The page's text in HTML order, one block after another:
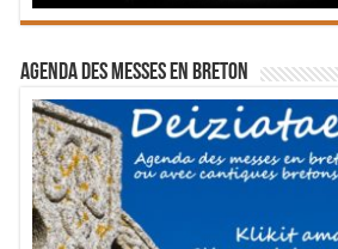
Agenda des messes en breton